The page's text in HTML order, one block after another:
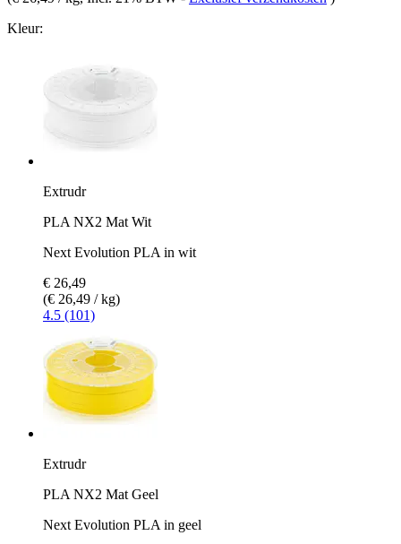
Kleur:
Extrudr
PLA NX2 Mat Wit
Next Evolution PLA in wit
€ 26,49
(€ 26,49 / kg)
4.5 (101)
Extrudr
PLA NX2 Mat Geel
Next Evolution PLA in geel